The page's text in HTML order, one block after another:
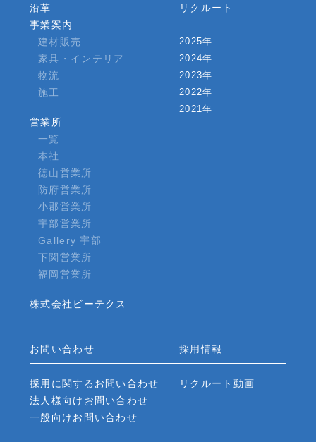
沿革
事業案内
建材販売
家具・インテリア
物流
施工
営業所
一覧
本社
徳山営業所
防府営業所
小郡営業所
宇部営業所
Gallery 宇部
下関営業所
福岡営業所
株式会社ビーテクス
リクルート
2025年
2024年
2023年
2022年
2021年
お問い合わせ
採用に関するお問い合わせ
法人様向けお問い合わせ
一般向けお問い合わせ
採用情報
リクルート動画